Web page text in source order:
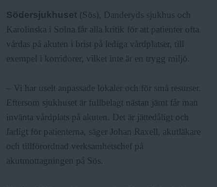
Södersjukhuset (Sös), Danderyds sjukhus och
Karolinska i Solna får alla kritik för att patienter ofta
vårdas på akuten i brist på lediga vårdplatser, till
exempel i korridorer, vilket inte är en trygg miljö.
– Vi har uselt anpassade lokaler och för små resurser.
Eftersom sjukhuset är fullbelagt nästan jämt får man
invänta vårdplats på akuten. Det är jättedåligt och
farligt för patienterna, säger Johan Raxell, akutläkare
och tillförordnad verksamhetschef på
akutmottagningen på Sös.